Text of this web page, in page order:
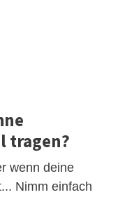
tragen?
wenn deine
Nimm einfach